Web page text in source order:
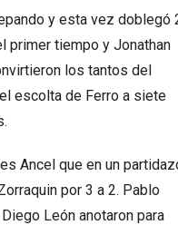
y esta vez doblegó
primer tiempo y Jonathan
los tantos del
escolta de Ferro a siete
Ancel que en un
por 3 a 2. Pablo
León anotaron para